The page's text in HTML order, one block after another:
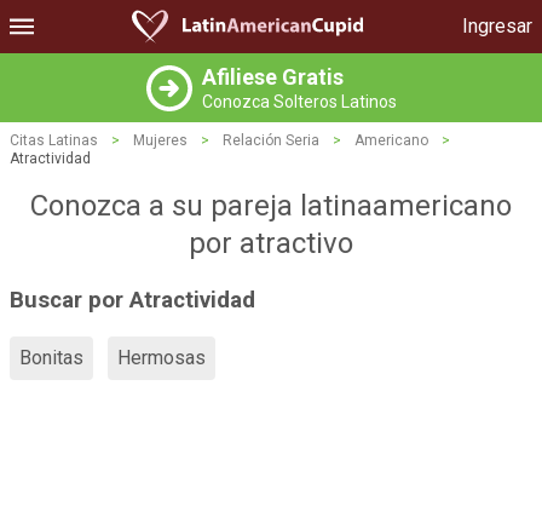
Ingresar
Afiliese Gratis
Conozca Solteros Latinos
Citas Latinas > Mujeres > Relación Seria > Americano
>
Atractividad
Conozca a su pareja latinaamericano
por atractivo
Buscar por Atractividad
Bonitas Hermosas